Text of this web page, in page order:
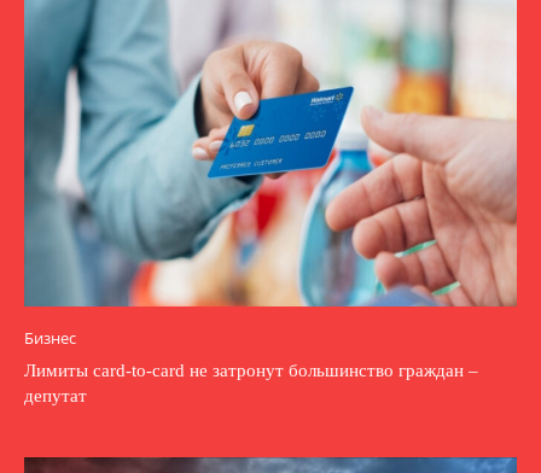
Бизнес
Лимиты card-to-card не затронут большинство граждан –
депутат